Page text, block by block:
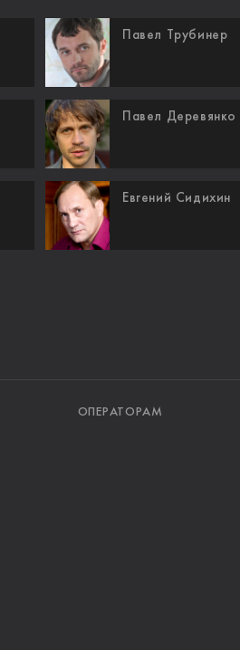
Павел Трубинер
Павел Деревянко
Евгений Сидихин
ОПЕРАТОРАМ